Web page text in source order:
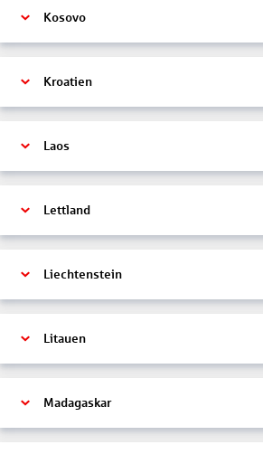
Kosovo
Kroatien
Laos
Lettland
Liechtenstein
Litauen
Madagaskar